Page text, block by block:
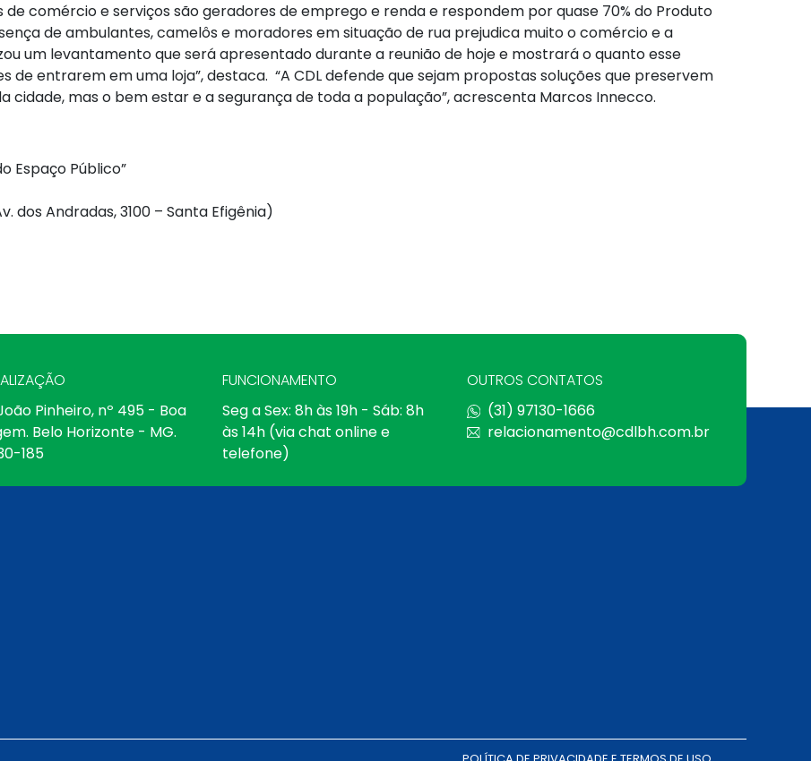
comércio e serviços são geradores de emprego e renda e respondem por quase 70% do Produto
de ambulantes, camelôs e moradores em situação de rua prejudica muito o comércio e a
um levantamento que será apresentado durante a reunião de hoje e mostrará o quanto esse
de entrarem em uma loja”, destaca. “A CDL defende que sejam propostas soluções que preservem
cidade, mas o bem estar e a segurança de toda a população”, acrescenta Marcos Innecco.
Espaço Público”
dos Andradas, 3100 – Santa Efigênia)
Pinheiro, nº 495 - Boa
Belo Horizonte - MG.
185
FUNCIONAMENTO
Seg a Sex: 8h às 19h - Sáb: 8h
às 14h (via chat online e
telefone)
OUTROS CONTATOS
(31) 97130-1666
relacionamento@cdlbh.com.br